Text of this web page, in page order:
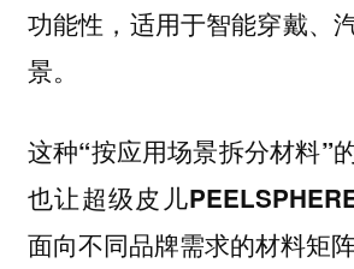
功能性，适用于智能穿戴、
景。
这种“按应用场景拆分材料”
也让超级皮儿
面向不同品牌需求的材料矩阵